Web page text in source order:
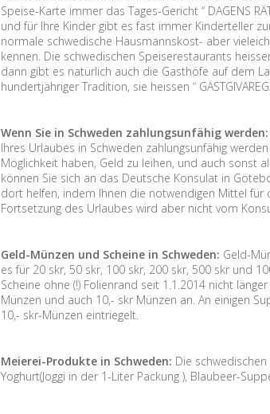
Speise-Karte immer das Tages-Gericht “ DAGENS
und für Ihre Kinder gibt es fast immer Kinderteller
normale schwedische Hausmannskost- aber
kennen. Die schwedischen Speiserestaurants heissen
dann gibt es natürlich auch die Gasthöfe auf dem
hundertjähriger Tradition, sie heissen “
Wenn Sie in Schweden zahlungsunfähig werden:
Ihres Urlaubes in Schweden zahlungsunfähig
Möglichkeit haben, Geld zu leihen, und auch sonst
können Sie sich an das Deutsche Konsulat in
dort helfen, indem Ihnen die notwendigen Mittel für
Fortsetzung des Urlaubes wird aber nicht vom
Geld-Münzen und Scheine in Schweden: Geld-
es für 20 skr, 50 skr, 100 skr, 200 skr, 500 skr und
Scheine ohne (!) Folienrand seit 1.1.2014 nicht
Münzen und auch 10,- skr Münzen an. An einigen
10,- skr-Münzen eintriegelt.
Meierei-Produkte in Schweden: Die
Yoghurt(Joggi in der 1-Liter Packung ), Blaubeer-